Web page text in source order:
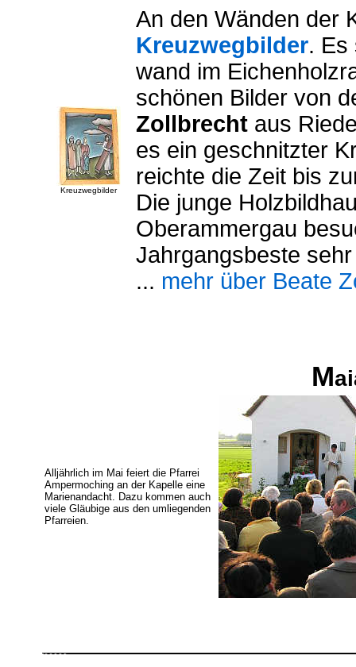
Kreuzwegbilder
An den Wänden der
Kreuzwegbilder. Es
wand im
schönen Bilder von
Zollbrecht aus
es ein geschnitzter
reichte die Zeit bis
Die junge
Oberammergau
Jahrgangsbeste
... mehr über Beate
M
Alljährlich im Mai feiert die Pfarrei
Ampermoching an der Kapelle eine
Marienandacht. Dazu kommen auch
viele Gläubige aus den umliegenden
Pfarreien.